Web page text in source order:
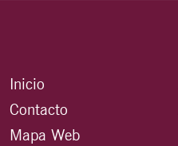
Inicio
Contacto
Mapa Web